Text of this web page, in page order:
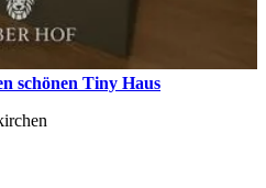
schönen Tiny Haus